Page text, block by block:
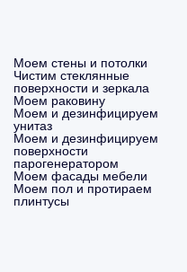
Моем стены и потолки
Чистим стеклянные
поверхности и зеркала
Моем раковину
Моем и дезинфицируем
унитаз
Моем и дезинфицируем
поверхности
парогенератором
Моем фасады мебели
Моем пол и протираем
плинтусы